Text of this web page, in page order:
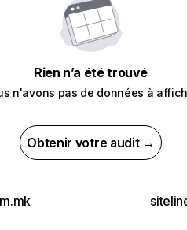
Rien n’a été trouvé
n'avons pas de données à
Obtenir votre audit →